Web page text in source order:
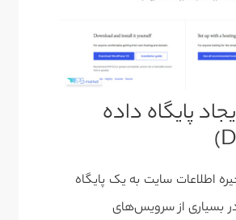
2: ایجاد پایگاه داده
اطلاعات سایت به یک پایگاه
در بسیاری از سرویس‌های